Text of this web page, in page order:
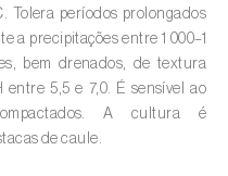
)
)
e
Tolera períodos prolongados
a precipitações entre 1 000–1
bem drenados, de textura
entre 5,5 e 7,0. É sensível ao
A cultura é
de caule.